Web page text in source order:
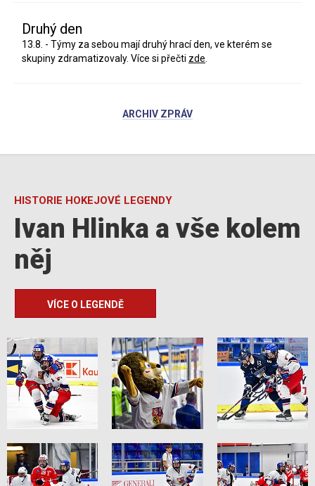
Druhý den
13.8. - Týmy za sebou mají druhý hrací den, ve kterém se
skupiny zdramatizovaly. Více si přečti zde.
ARCHIV ZPRÁV
HISTORIE HOKEJOVÉ LEGENDY
Ivan Hlinka a vše kolem
něj
VÍCE O LEGENDĚ